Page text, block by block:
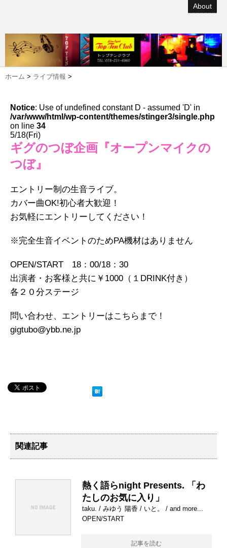
About
ホーム > ライブ情報 >
Notice: Use of undefined constant D - assumed 'D' in
/var/www/html/wp-content/themes/stinger3/single.php
on line 34
5/18(Fri)
ギグのつぼ企画『オープンマイクの
つぼ』
エントリー制の生音ライブ。
カバー曲OK!初心者大歓迎！
お気軽にエントリーしてください！
※完全生音イベントのためPA機材はありません
OPEN/START 18：00/18：30
出演者・お客様と共に￥1000（１DRINK付き）
各２０分ステージ
問い合わせ、エントリーはこちらまで！
gigtubo@ybb.ne.jp
関連記事
熱く語らnight Presents. 「わ
たしのお気に入り」
taku. / みゆう 陽香 / いと。 / and more...
OPEN/START
記事を読む